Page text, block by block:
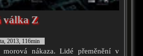
válka Z
2013, 116min
morová nákaza. Lidé přeměnění v